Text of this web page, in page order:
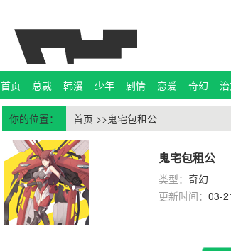
首页 总裁 韩漫 少年 剧情 恋爱 奇幻
你的位置： 首页 >>鬼宅包租公
鬼宅包租公
类型： 奇幻
更新时间： 03-